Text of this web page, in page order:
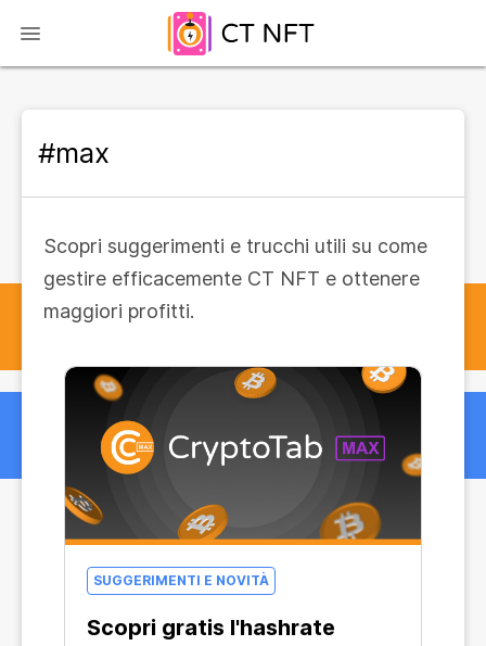
#max
Scopri suggerimenti e trucchi utili su come
gestire efficacemente CT NFT e ottenere
maggiori profitti.
SUGGERIMENTI E NOVITÀ
Scopri gratis l'hashrate